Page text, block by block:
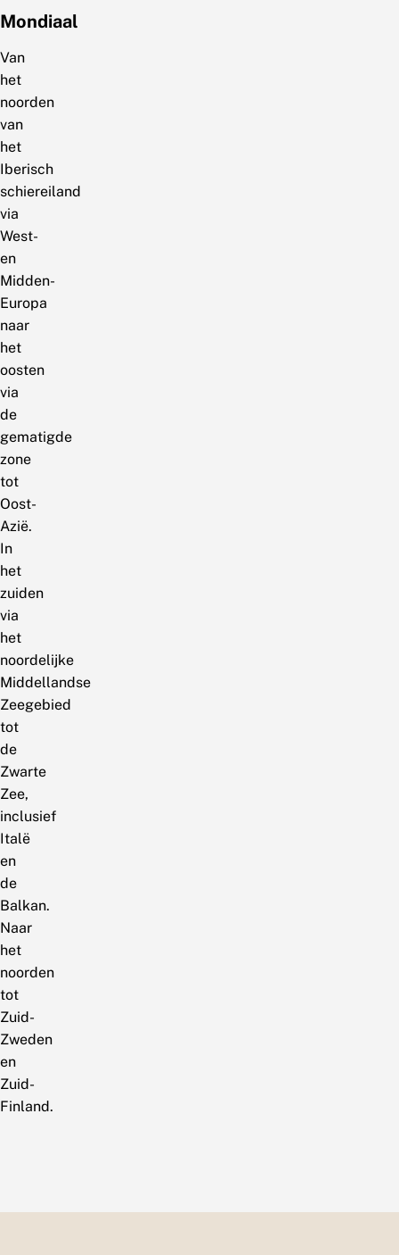
Mondiaal
Van
het
noorden
van
het
Iberisch
schiereiland
via
West-
en
Midden-
Europa
naar
het
oosten
via
de
gematigde
zone
tot
Oost-
Azië.
In
het
zuiden
via
het
noordelijke
Middellandse
Zeegebied
tot
de
Zwarte
Zee,
inclusief
Italë
en
de
Balkan.
Naar
het
noorden
tot
Zuid-
Zweden
en
Zuid-
Finland.